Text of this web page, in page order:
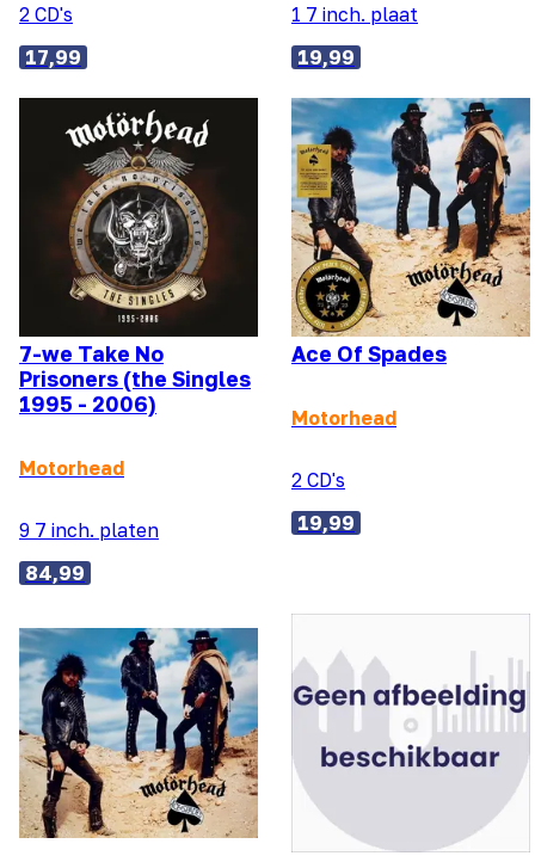
2 CD's
17,99
1 7 inch. plaat
19,99
7-we Take No
Prisoners (the Singles
1995 - 2006)
Motorhead
9 7 inch. platen
84,99
Ace Of Spades
Motorhead
2 CD's
19,99